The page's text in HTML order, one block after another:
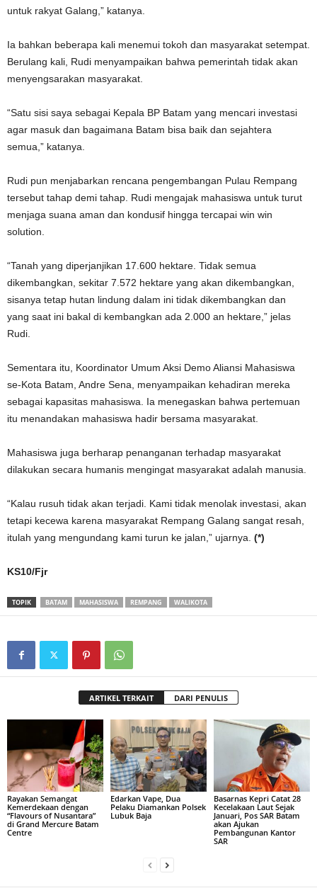
untuk rakyat Galang,” katanya.
Ia bahkan beberapa kali menemui tokoh dan masyarakat setempat.
Berulang kali, Rudi menyampaikan bahwa pemerintah tidak akan
menyengsarakan masyarakat.
“Satu sisi saya sebagai Kepala BP Batam yang mencari investasi
agar masuk dan bagaimana Batam bisa baik dan sejahtera
semua,” katanya.
Rudi pun menjabarkan rencana pengembangan Pulau Rempang
tersebut tahap demi tahap. Rudi mengajak mahasiswa untuk turut
menjaga suana aman dan kondusif hingga tercapai win win
solution.
“Tanah yang diperjanjikan 17.600 hektare. Tidak semua
dikembangkan, sekitar 7.572 hektare yang akan dikembangkan,
sisanya tetap hutan lindung dalam ini tidak dikembangkan dan
yang saat ini bakal di kembangkan ada 2.000 an hektare,” jelas
Rudi.
Sementara itu, Koordinator Umum Aksi Demo Aliansi Mahasiswa
se-Kota Batam, Andre Sena, menyampaikan kehadiran mereka
sebagai kapasitas mahasiswa. Ia menegaskan bahwa pertemuan
itu menandakan mahasiswa hadir bersama masyarakat.
Mahasiswa juga berharap penanganan terhadap masyarakat
dilakukan secara humanis mengingat masyarakat adalah manusia.
“Kalau rusuh tidak akan terjadi. Kami tidak menolak investasi, akan
tetapi kecewa karena masyarakat Rempang Galang sangat resah,
itulah yang mengundang kami turun ke jalan,” ujarnya. (*)
KS10/Fjr
TOPIK BATAM MAHASISWA REMPANG WALIKOTA
ARTIKEL TERKAIT DARI PENULIS
Rayakan Semangat
Kemerdekaan dengan
“Flavours of Nusantara”
di Grand Mercure Batam
Centre
Edarkan Vape, Dua
Pelaku Diamankan Polsek
Lubuk Baja
Basarnas Kepri Catat 28
Kecelakaan Laut Sejak
Januari, Pos SAR Batam
akan Ajukan
Pembangunan Kantor
SAR